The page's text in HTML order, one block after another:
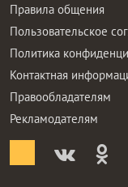
Правила общения
Пользовательское
Политика
Контактная
Правообладателям
Рекламодателям